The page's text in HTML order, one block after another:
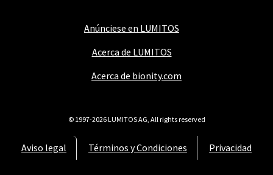
Anúnciese en LUMITOS
Acerca de LUMITOS
Acerca de bionity.com
Aviso legal Términos y Condiciones Privacidad
© 1997-2026 LUMITOS AG, All rights reserved